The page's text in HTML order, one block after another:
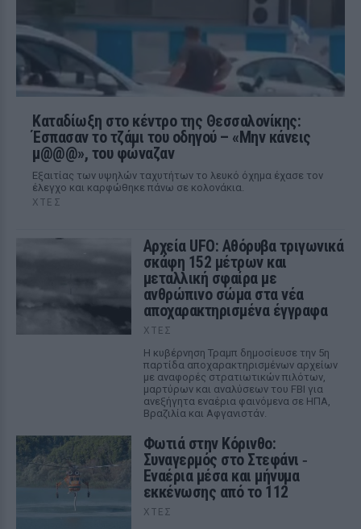
Καταδίωξη στο κέντρο της Θεσσαλονίκης:
Έσπασαν το τζάμι του οδηγού – «Μην κάνεις
μ@@@», του φώναζαν
Εξαιτίας των υψηλών ταχυτήτων το λευκό όχημα έχασε τον
έλεγχο και καρφώθηκε πάνω σε κολονάκια.
ΧΤΕΣ
Αρχεία UFO: Αθόρυβα τριγωνικά
σκάφη 152 μέτρων και
μεταλλική σφαίρα με
ανθρώπινο σώμα στα νέα
αποχαρακτηρισμένα έγγραφα
ΧΤΕΣ
Η κυβέρνηση Τραμπ δημοσίευσε την 5η
παρτίδα αποχαρακτηρισμένων αρχείων
με αναφορές στρατιωτικών πιλότων,
μαρτύρων και αναλύσεων του FBI για
ανεξήγητα εναέρια φαινόμενα σε ΗΠΑ,
Βραζιλία και Αφγανιστάν.
Φωτιά στην Κόρινθο:
Συναγερμός στο Στεφάνι ‑
Εναέρια μέσα και μήνυμα
εκκένωσης από το 112
ΧΤΕΣ